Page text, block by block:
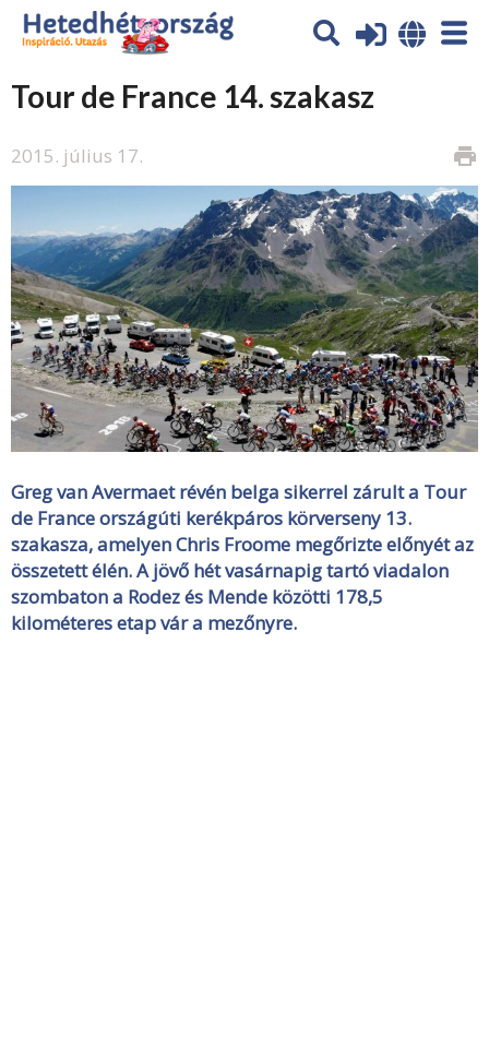
Tour de France 14. szakasz
2015. július 17. print
Greg van Avermaet révén belga sikerrel zárult a Tour
de France országúti kerékpáros körverseny 13.
szakasza, amelyen Chris Froome megőrizte előnyét az
összetett élén. A jövő hét vasárnapig tartó viadalon
szombaton a Rodez és Mende közötti 178,5
kilométeres etap vár a mezőnyre.